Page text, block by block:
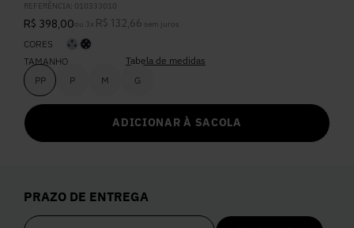
REFERÊNCIA: 010333010
R$ 398,00 ou 3 x R$ 132 66 sem juros
CORES
TAMANHO
PP
P M G
Tabela de medidas
ADICIONAR À SACOLA
PRAZO DE ENTREGA
1º Vestido
2 Roupas
5º Calça